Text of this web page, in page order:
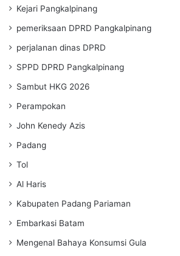
Kejari Pangkalpinang
pemeriksaan DPRD Pangkalpinang
perjalanan dinas DPRD
SPPD DPRD Pangkalpinang
Sambut HKG 2026
Perampokan
John Kenedy Azis
Padang
Tol
Al Haris
Kabupaten Padang Pariaman
Embarkasi Batam
Mengenal Bahaya Konsumsi Gula